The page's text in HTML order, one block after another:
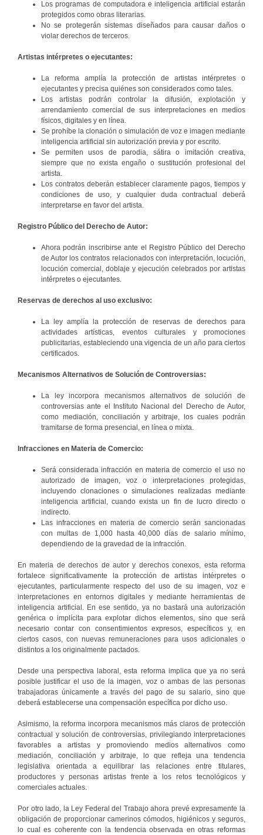
Los programas de computadora e inteligencia artificial estarán
protegidos como obras literarias.
No se protegerán sistemas diseñados para causar daños o
violar derechos de terceros.
Artistas intérpretes o ejecutantes:
La reforma amplía la protección de artistas intérpretes o
ejecutantes y precisa quiénes son considerados como tales.
Los artistas podrán controlar la difusión, explotación y
arrendamiento comercial de sus interpretaciones en medios
físicos, digitales y en línea.
Se prohíbe la clonación o simulación de voz e imagen mediante
inteligencia artificial sin autorización previa y por escrito.
Se permiten usos de parodia, sátira o imitación creativa,
siempre que no exista engaño o sustitución profesional del
artista.
Los contratos deberán establecer claramente pagos, tiempos y
condiciones de uso, y cualquier duda contractual deberá
interpretarse en favor del artista.
Registro Público del Derecho de Autor:
Ahora podrán inscribirse ante el Registro Público del Derecho
de Autor los contratos relacionados con interpretación, locución,
locución comercial, doblaje y ejecución celebrados por artistas
intérpretes o ejecutantes.
Reservas de derechos al uso exclusivo:
La ley amplía la protección de reservas de derechos para
actividades artísticas, eventos culturales y promociones
publicitarias, estableciendo una vigencia de un año para ciertos
certificados.
Mecanismos Alternativos de Solución de Controversias:
La ley incorpora mecanismos alternativos de solución de
controversias ante el Instituto Nacional del Derecho de Autor,
como mediación, conciliación y arbitraje, los cuales podrán
tramitarse de forma presencial, en línea o mixta.
Infracciones en Materia de Comercio:
Será considerada infracción en materia de comercio el uso no
autorizado de imagen, voz o interpretaciones protegidas,
incluyendo clonaciones o simulaciones realizadas mediante
inteligencia artificial, cuando exista un fin de lucro directo o
indirecto.
Las infracciones en materia de comercio serán sancionadas
con multas de 1,000 hasta 40,000 días de salario mínimo,
dependiendo de la gravedad de la infracción.
En materia de derechos de autor y derechos conexos, esta reforma
fortalece significativamente la protección de artistas intérpretes o
ejecutantes, particularmente respecto del uso de su imagen, voz e
interpretaciones en entornos digitales y mediante herramientas de
inteligencia artificial. En ese sentido, ya no bastará una autorización
genérica o implícita para explotar dichos elementos, sino que será
necesario contar con consentimientos expresos, específicos y, en
ciertos casos, con nuevas remuneraciones para usos adicionales o
distintos a los originalmente pactados.
Desde una perspectiva laboral, esta reforma implica que ya no será
posible justificar el uso de la imagen, voz o ambas de las personas
trabajadoras únicamente a través del pago de su salario, sino que
deberá establecerse una compensación específica por dicho uso.
Asimismo, la reforma incorpora mecanismos más claros de protección
contractual y solución de controversias, privilegiando interpretaciones
favorables a artistas y promoviendo medios alternativos como
mediación, conciliación y arbitraje, lo que refleja una tendencia
legislativa orientada a equilibrar las relaciones entre titulares,
productores y personas artistas frente a los retos tecnológicos y
comerciales actuales.
Por otro lado, la Ley Federal del Trabajo ahora prevé expresamente la
obligación de proporcionar camerinos cómodos, higiénicos y seguros,
lo cual es coherente con la tendencia observada en otras reformas